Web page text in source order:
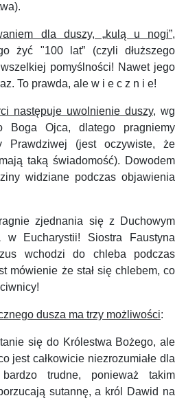
dla duszy, „kulą u nogi”,
żyć "100 lat” (czyli dłuższego
pomyślności! Nawet jego
To prawda, ale w i e c z n i e!
następuje uwolnienie duszy, wg
Boga Ojca, dlatego pragniemy
Prawdziwej (jest oczywiste, że
taką świadomość). Dowodem
widziane podczas objawienia
zjednania się z Duchowym
w Eucharystii! Siostra Faustyna
wchodzi do chleba podczas
mówienie że stał się chlebem, co
dusza ma trzy możliwości:
się do Królestwa Bożego, ale
jest całkowicie niezrozumiałe dla
trudne, ponieważ takim
sutannę, a król Dawid na